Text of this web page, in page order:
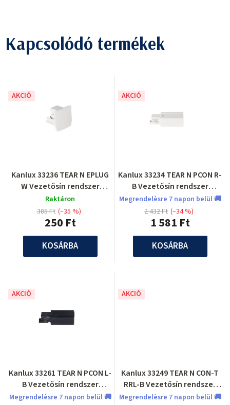
Kapcsolódó termékek
AKCIÓ
Kanlux 33236 TEAR N EPLUG
W Vezetősín rendszer
tartozék
Raktáron
250 Ft
385 Ft (–35 %)
KOSÁRBA
AKCIÓ
Kanlux 33234 TEAR N PCON R-
B Vezetősín rendszer
tartozék
Megrendelèsre 7 napon belül 🚚
1 581 Ft
2 432 Ft (–34 %)
KOSÁRBA
AKCIÓ
Kanlux 33261 TEAR N PCON L-
B Vezetősín rendszer
tartozék
Megrendelèsre 7 napon belül 🚚
AKCIÓ
Kanlux 33249 TEAR N CON-T
RRL-B Vezetősín rendszer
tartozék
Megrendelèsre 7 napon belül 🚚